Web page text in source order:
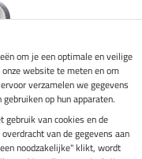
om je een optimale en veilige
website te meten en om
verzamelen we gegevens
op hun apparaten.
van cookies en de
van de gegevens aan
noodzakelijke" klikt, wordt